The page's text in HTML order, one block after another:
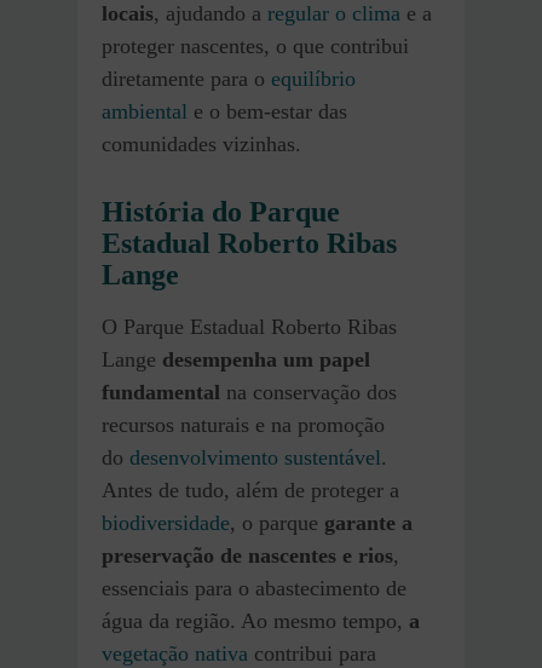
locais, ajudando a regular o clima e a
proteger nascentes, o que contribui
diretamente para o equilíbrio
ambiental e o bem-estar das
comunidades vizinhas.
História do Parque
Estadual Roberto Ribas
Lange
O Parque Estadual Roberto Ribas
Lange desempenha um papel
fundamental na conservação dos
recursos naturais e na promoção
do desenvolvimento sustentável.
Antes de tudo, além de proteger a
biodiversidade, o parque garante a
preservação de nascentes e rios,
essenciais para o abastecimento de
água da região. Ao mesmo tempo, a
vegetação nativa contribui para